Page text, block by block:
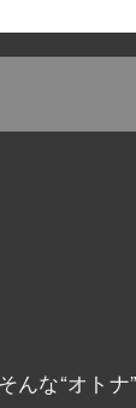
な“オトナ